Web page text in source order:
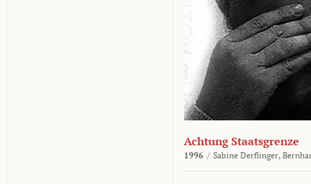
Achtung Staatsgrenze
1996 / Sabine Derflinger,